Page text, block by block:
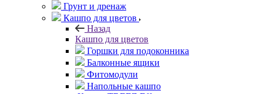
Грунт и дренаж
Кашпо для цветов
Назад
Кашпо для цветов
Горшки для подоконника
Балконные ящики
Фитомодули
Напольные кашпо